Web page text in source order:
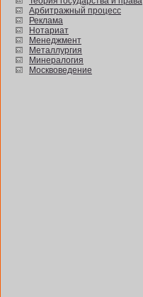
Арбитражный процесс
Реклама
Нотариат
Менеджмент
Металлургия
Минералогия
Москвоведение